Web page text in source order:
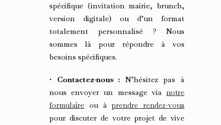
spécifique (invitation mairie, brunch,
version digitale) ou d’un format
totalement personnalisé ? Nous
sommes là pour répondre à vos
besoins spécifiques.
• Contactez-nous : N’hésitez pas à
nous envoyer un message via notre
formulaire ou àprendre rendez-vous
pour discuter de votre projet de vive